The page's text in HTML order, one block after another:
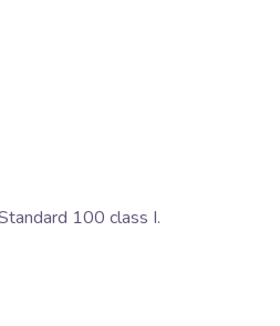
100 class I.